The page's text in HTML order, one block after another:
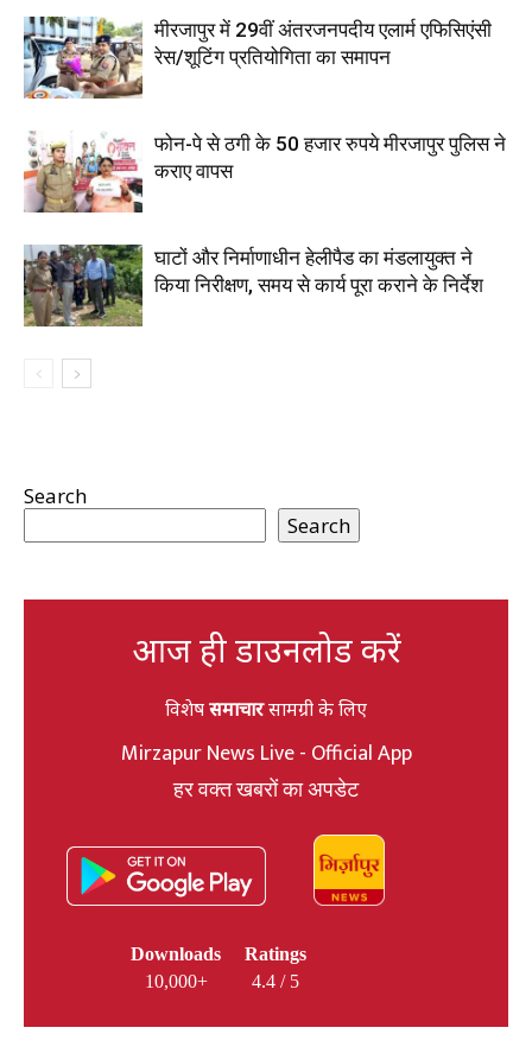
मीरजापुर में 29वीं अंतरजनपदीय एलार्म एफिसिएंसी
रेस/शूटिंग प्रतियोगिता का समापन
फोन-पे से ठगी के 50 हजार रुपये मीरजापुर पुलिस ने
कराए वापस
घाटों और निर्माणाधीन हेलीपैड का मंडलायुक्त ने
किया निरीक्षण, समय से कार्य पूरा कराने के निर्देश
Search
Search
आज ही डाउनलोड करें
विशेषसमाचारसामग्री के लिए
Mirzapur News Live - Official App
हर वक्त खबरों का अपडेट
Downloads
10,000+
Ratings
4.4 / 5